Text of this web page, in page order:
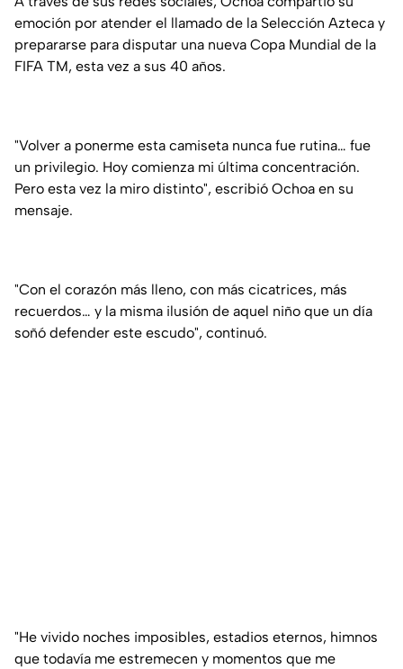
emoción por atender el llamado de la Selección Azteca y
prepararse para disputar una nueva Copa Mundial de la
FIFA TM, esta vez a sus 40 años.
"Volver a ponerme esta camiseta nunca fue rutina… fue
un privilegio. Hoy comienza mi última concentración.
Pero esta vez la miro distinto", escribió Ochoa en su
mensaje.
"Con el corazón más lleno, con más cicatrices, más
recuerdos… y la misma ilusión de aquel niño que un día
soñó defender este escudo", continuó.
"He vivido noches imposibles, estadios eternos, himnos
que todavía me estremecen y momentos que me